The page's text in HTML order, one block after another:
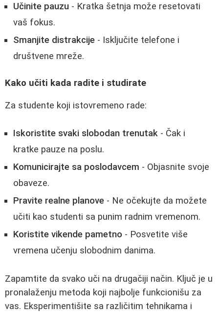
Učinite pauzu - Kratka šetnja može resetovati
vaš fokus.
Smanjite distrakcije - Isključite telefone i
društvene mreže.
Kako učiti kada radite i studirate
Za studente koji istovremeno rade:
Iskoristite svaki slobodan trenutak - Čak i
kratke pauze na poslu.
Komunicirajte sa poslodavcem - Objasnite svoje
obaveze.
Pravite realne planove - Ne očekujte da možete
učiti kao studenti sa punim radnim vremenom.
Koristite vikende pametno - Posvetite više
vremena učenju slobodnim danima.
Zapamtite da svako uči na drugačiji način. Ključ je u
pronalaženju metoda koji najbolje funkcionišu za
vas. Eksperimentišite sa različitim tehnikama i